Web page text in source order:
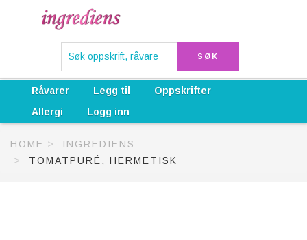
Råvarer Legg til
Oppskrifter
Allergi
Logg inn
HOME
INGREDIENS
TOMATPURÉ, HERMETISK